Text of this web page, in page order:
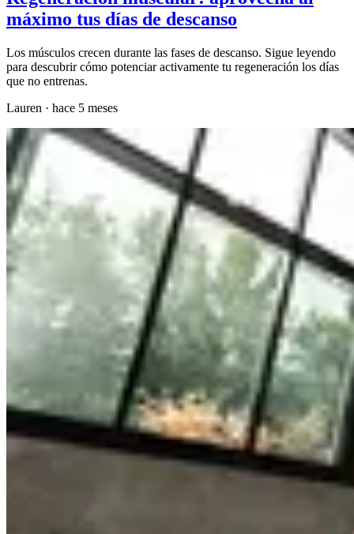
máximo tus días de descanso
Los músculos crecen durante las fases de descanso. Sigue leyendo
para descubrir cómo potenciar activamente tu regeneración los días
que no entrenas.
Lauren · hace 5 meses